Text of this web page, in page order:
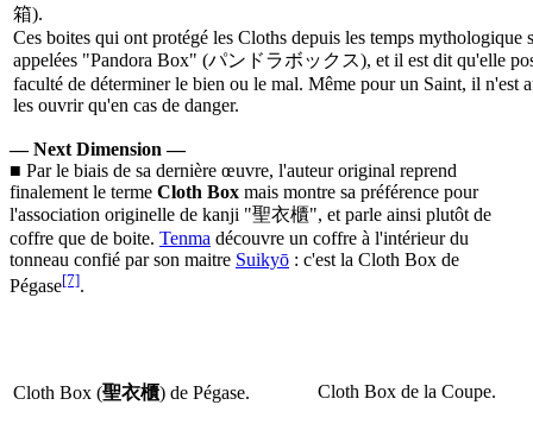
箱).
Ces boites qui ont protégé les Cloths depuis les temps mythologique
appelées "Pandora Box" (パンドラボックス), et il est dit qu'elle
faculté de déterminer le bien ou le mal. Même pour un Saint, il n'est
les ouvrir qu'en cas de danger.
— Next Dimension —
■ Par le biais de sa dernière œuvre, l'auteur original reprend
finalement le terme Cloth Box mais montre sa préférence pour
l'association originelle de kanji "聖衣櫃", et parle ainsi plutôt de
coffre que de boite. Tenma découvre un coffre à l'intérieur du
tonneau confié par son maitre Suikyō : c'est la Cloth Box de
Pégase[7].
Cloth Box (聖衣櫃) de Pégase. Cloth Box de la Coupe.